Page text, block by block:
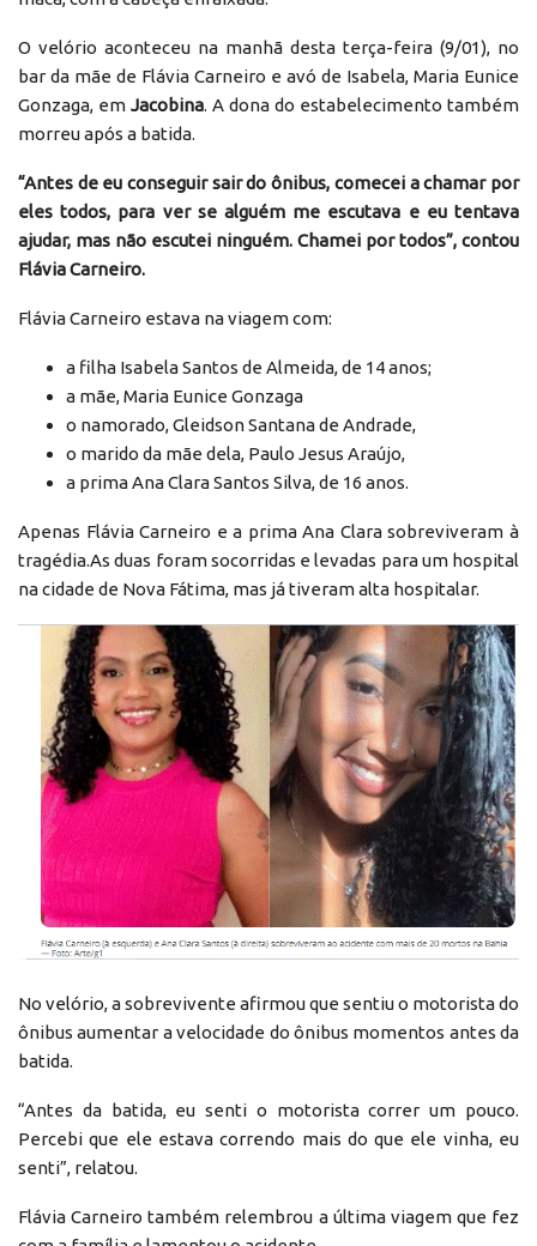
O velório aconteceu na manhã desta terça-feira (9/01), no
bar da mãe de Flávia Carneiro e avó de Isabela, Maria Eunice
Gonzaga, em Jacobina. A dona do estabelecimento também
morreu após a batida.
“Antes de eu conseguir sair do ônibus, comecei a chamar por
eles todos, para ver se alguém me escutava e eu tentava
ajudar, mas não escutei ninguém. Chamei por todos”, contou
Flávia Carneiro.
Flávia Carneiro estava na viagem com:
a filha Isabela Santos de Almeida, de 14 anos;
a mãe, Maria Eunice Gonzaga
o namorado, Gleidson Santana de Andrade,
o marido da mãe dela, Paulo Jesus Araújo,
a prima Ana Clara Santos Silva, de 16 anos.
Apenas Flávia Carneiro e a prima Ana Clara sobreviveram à
tragédia.As duas foram socorridas e levadas para um hospital
na cidade de Nova Fátima, mas já tiveram alta hospitalar.
No velório, a sobrevivente afirmou que sentiu o motorista do
ônibus aumentar a velocidade do ônibus momentos antes da
batida.
“Antes da batida, eu senti o motorista correr um pouco.
Percebi que ele estava correndo mais do que ele vinha, eu
senti”, relatou.
Flávia Carneiro também relembrou a última viagem que fez